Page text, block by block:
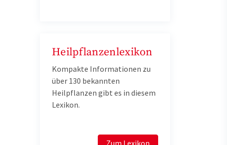
Heilpflanzenlexikon
Kompakte Informationen zu
über 130 bekannten
Heilpflanzen gibt es in diesem
Lexikon.
Zum Lexikon